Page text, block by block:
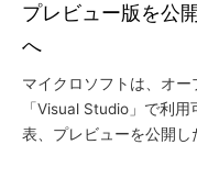
プレビュー版を公
へ
マイクロソフトは、オ
「Visual Studio」で利
表、プレビューを公開し